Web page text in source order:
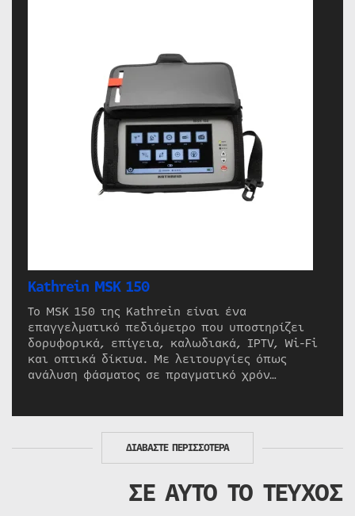
Kathrein MSK 150
Το MSK 150 της Kathrein είναι ένα
επαγγελματικό πεδιόμετρο που υποστηρίζει
δορυφορικά, επίγεια, καλωδιακά, IPTV, Wi-Fi
και οπτικά δίκτυα. Με λειτουργίες όπως
ανάλυση φάσματος σε πραγματικό χρόν…
ΔΙΑΒΑΣΤΕ ΠΕΡΙΣΣΟΤΕΡΑ
ΣΕ ΑΥΤΟ ΤΟ ΤΕΥΧΟΣ